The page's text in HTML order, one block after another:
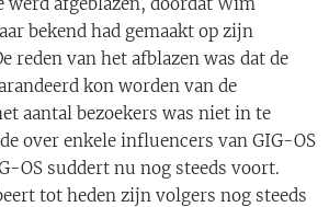
bekend had gemaakt op zijn
reden van het afblazen was dat de
kon worden van de
aantal bezoekers was niet in te
over enkele influencers van GIG-OS
OS suddert nu nog steeds voort.
tot heden zijn volgers nog steeds